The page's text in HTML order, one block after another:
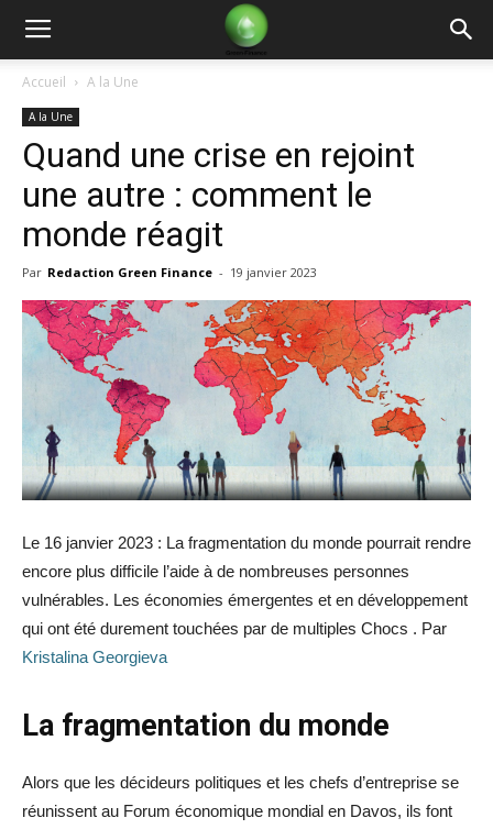
Green
Finance
Accueil A la Une
A la Une
Quand une crise en rejoint
une autre : comment le
monde réagit
Par Redaction Green Finance - 19 janvier 2023
Le 16 janvier 2023 : La fragmentation du monde pourrait rendre
encore plus difficile l’aide à de nombreuses personnes
vulnérables. Les économies émergentes et en développement
qui ont été durement touchées par de multiples Chocs . Par
Kristalina Georgieva
La fragmentation du monde
Alors que les décideurs politiques et les chefs d’entreprise se
réunissent au Forum économique mondial en Davos, ils font